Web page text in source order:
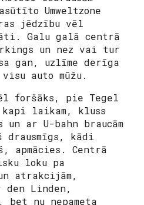
Umweltzone
jēdzību vēl
Galu galā centrā
un nez vai tur
gan, uzlīme derīga
auto mūžu.
foršāks, pie Tegel
laikam, kluss
ar U-bahn braucām
kādi
apmācies. Centrā
loku pa
atrakcijām,
den Linden,
bet nu nepameta